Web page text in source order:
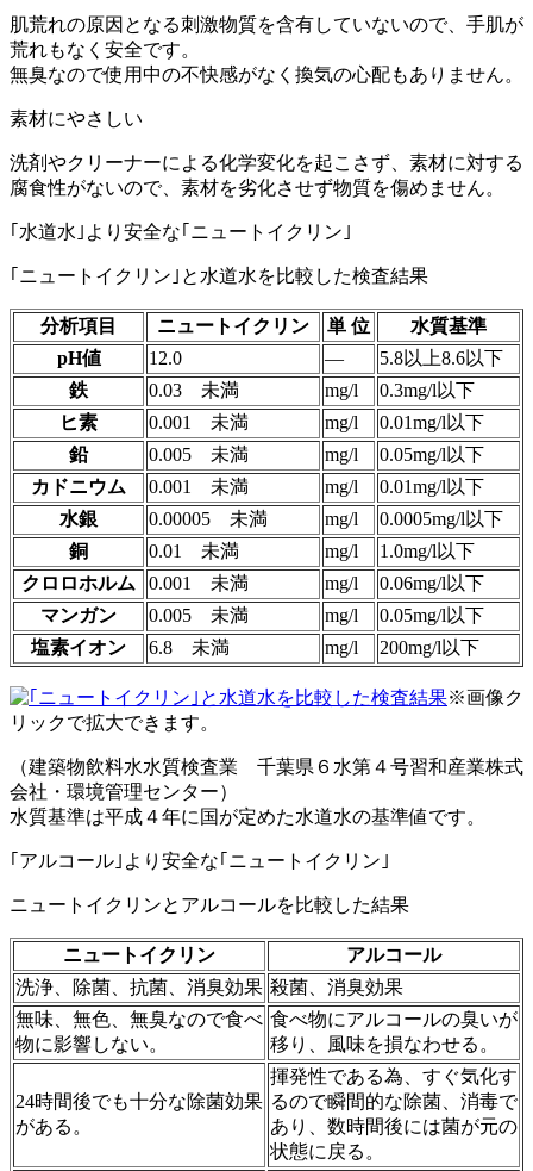
肌荒れの原因となる刺激物質を含有していないので、手肌が
荒れもなく安全です。
無臭なので使用中の不快感がなく換気の心配もありません。
素材にやさしい
洗剤やクリーナーによる化学変化を起こさず、素材に対する
腐食性がないので、素材を劣化させず物質を傷めません。
｢水道水｣より安全な｢ニュートイクリン｣
｢ニュートイクリン｣と水道水を比較した検査結果
分析項目 ニュートイクリン 単 位
水質基準
pH値
12.0 ―
5.8以上8.6以下
鉄
0.03 未満 mg/l
0.3mg/l以下
ヒ素
0.001 未満 mg/l
0.01mg/l以下
鉛
0.005 未満 mg/l
0.05mg/l以下
カドニウム
0.001 未満 mg/l
0.01mg/l以下
水銀
0.00005 未満 mg/l
0.0005mg/l以下
銅
0.01 未満 mg/l
1.0mg/l以下
クロロホルム
0.001 未満 mg/l
0.06mg/l以下
マンガン
0.005 未満 mg/l
0.05mg/l以下
塩素イオン
6.8 未満 mg/l 200mg/l以下
※画像ク
リックで拡大できます。
（建築物飲料水水質検査業 千葉県６水第４号習和産業株式
会社・環境管理センター）
水質基準は平成４年に国が定めた水道水の基準値です。
｢アルコール｣より安全な｢ニュートイクリン｣
ニュートイクリンとアルコールを比較した結果
ニュートイクリン
アルコール
洗浄、除菌、抗菌、消臭効果 殺菌、消臭効果
無味、無色、無臭なので食べ
物に影響しない。
食べ物にアルコールの臭いが
移り、風味を損なわせる。
24時間後でも十分な除菌効果
がある。
揮発性である為、すぐ気化す
るので瞬間的な除菌、消毒で
あり、数時間後には菌が元の
状態に戻る。